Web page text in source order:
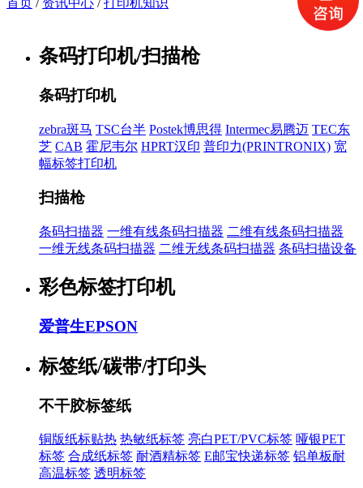
首页 / 资讯中心 / 打印机知识
条码打印机/扫描枪
条码打印机
zebra斑马 TSC台半 Postek博思得 Intermec易腾迈 TEC东
芝 CAB 霍尼韦尔 HPRT汉印 普印力(PRINTRONIX) 宽
幅标签打印机
扫描枪
条码扫描器 一维有线条码扫描器 二维有线条码扫描器
一维无线条码扫描器 二维无线条码扫描器 条码扫描设备
彩色标签打印机
爱普生EPSON
标签纸/碳带/打印头
不干胶标签纸
铜版纸标贴热 热敏纸标签 亮白PET/PVC标签 哑银PET
标签 合成纸标签 耐酒精标签 E邮宝快递标签 铝单板耐
高温标签 透明标签